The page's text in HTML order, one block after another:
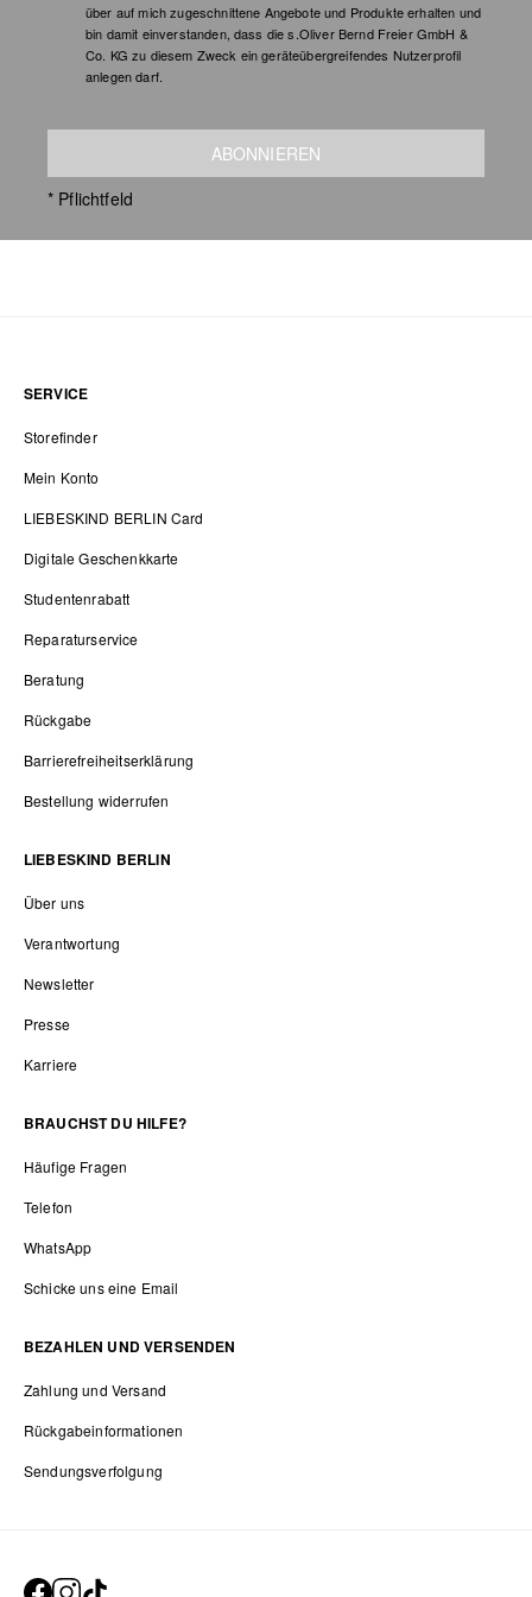
über auf mich zugeschnittene Angebote und Produkte erhalten und
bin damit einverstanden, dass die s.Oliver Bernd Freier GmbH &
Co. KG zu diesem Zweck ein geräteübergreifendes Nutzerprofil
anlegen darf.
ABONNIEREN
* Pflichtfeld
SERVICE
Storefinder
Mein Konto
LIEBESKIND BERLIN Card
Digitale Geschenkkarte
Studentenrabatt
Reparaturservice
Beratung
Rückgabe
Barrierefreiheitserklärung
Bestellung widerrufen
LIEBESKIND BERLIN
Über uns
Verantwortung
Newsletter
Presse
Karriere
BRAUCHST DU HILFE?
Häufige Fragen
Telefon
WhatsApp
Schicke uns eine Email
BEZAHLEN UND VERSENDEN
Zahlung und Versand
Rückgabeinformationen
Sendungsverfolgung